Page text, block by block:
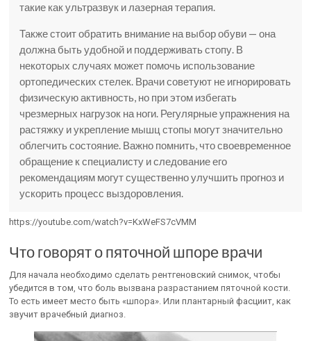
такие как ультразвук и лазерная терапия.
Также стоит обратить внимание на выбор обуви — она
должна быть удобной и поддерживать стопу. В
некоторых случаях может помочь использование
ортопедических стелек. Врачи советуют не игнорировать
физическую активность, но при этом избегать
чрезмерных нагрузок на ноги. Регулярные упражнения на
растяжку и укрепление мышц стопы могут значительно
облегчить состояние. Важно помнить, что своевременное
обращение к специалисту и следование его
рекомендациям могут существенно улучшить прогноз и
ускорить процесс выздоровления.
https://youtube.com/watch?v=KxWeFS7cVMM
Что говорят о пяточной шпоре врачи
Для начала необходимо сделать рентгеновский снимок, чтобы
убедится в том, что боль вызвана разрастанием пяточной кости.
То есть имеет место быть «шпора». Или плантарный фасциит, как
звучит врачебный диагноз.